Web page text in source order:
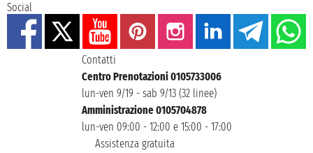
Social
Contatti
Centro Prenotazioni 0105733006
lun-ven 9/19 - sab 9/13 (32 linee)
Amministrazione 0105704878
lun-ven 09:00 - 12:00 e 15:00 - 17:00
Assistenza gratuita